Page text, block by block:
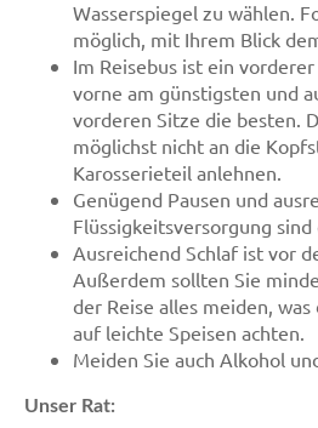
Wasserspiegel zu wählen.
möglich, mit Ihrem Blick
Im Reisebus ist ein
vorne am günstigsten und
vorderen Sitze die besten.
möglichst nicht an die
Karosserieteil anlehnen.
Genügend Pausen und
Flüssigkeitsversorgung sind
Ausreichend Schlaf ist vor
Außerdem sollten Sie
der Reise alles meiden,
auf leichte Speisen achten.
Meiden Sie auch Alkohol
Unser Rat: